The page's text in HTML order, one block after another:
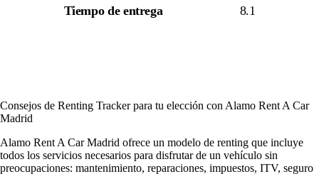
Tiempo de entrega 8.1
Consejos de Renting Tracker para tu elección con Alamo Rent A Car
Madrid
Alamo Rent A Car Madrid ofrece un modelo de renting que incluye
todos los servicios necesarios para disfrutar de un vehículo sin
preocupaciones: mantenimiento, reparaciones, impuestos, ITV, seguro